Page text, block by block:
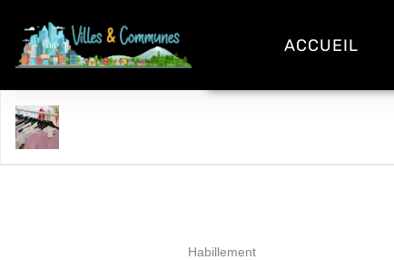
ACCUEIL
Habillement